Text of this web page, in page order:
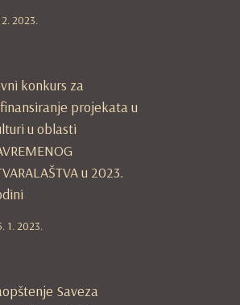
2. 2023.
konkurs za
projekata u
u oblasti
u 2023.
1. 2023.
Saveza